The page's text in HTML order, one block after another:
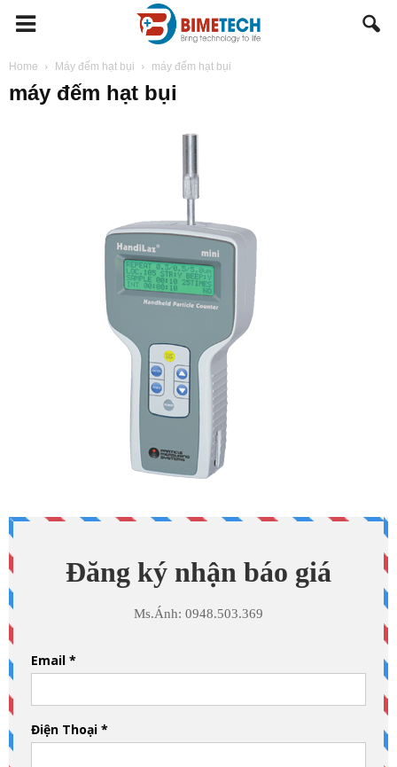
BIMETECH
Home Máy đếm hạt bụi máy đếm hạt bụi
máy đếm hạt bụi